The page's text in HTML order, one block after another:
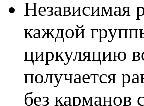
Независимая
каждой
циркуляцию
получается
без карманов